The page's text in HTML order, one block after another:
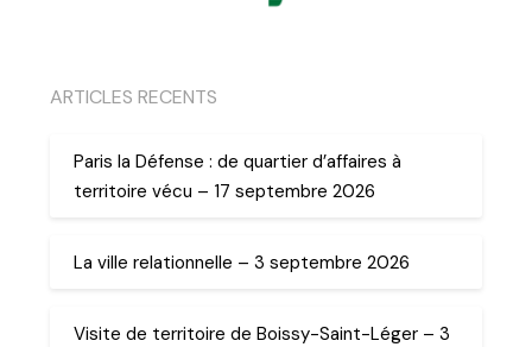
ARTICLES RECENTS
Paris la Défense : de quartier d’affaires à
territoire vécu – 17 septembre 2026
La ville relationnelle – 3 septembre 2026
Visite de territoire de Boissy-Saint-Léger – 3